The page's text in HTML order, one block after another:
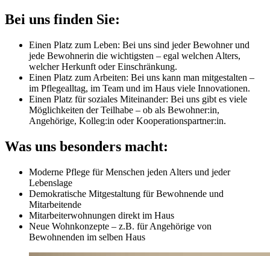
Bei uns finden Sie:
Einen Platz zum Leben: Bei uns sind jeder Bewohner und
jede Bewohnerin die wichtigsten – egal welchen Alters,
welcher Herkunft oder Einschränkung.
Einen Platz zum Arbeiten: Bei uns kann man mitgestalten –
im Pflegealltag, im Team und im Haus viele Innovationen.
Einen Platz für soziales Miteinander: Bei uns gibt es viele
Möglichkeiten der Teilhabe – ob als Bewohner:in,
Angehörige, Kolleg:in oder Kooperationspartner:in.
Was uns besonders macht:
Moderne Pflege für Menschen jeden Alters und jeder
Lebenslage
Demokratische Mitgestaltung für Bewohnende und
Mitarbeitende
Mitarbeiterwohnungen direkt im Haus
Neue Wohnkonzepte – z.B. für Angehörige von
Bewohnenden im selben Haus